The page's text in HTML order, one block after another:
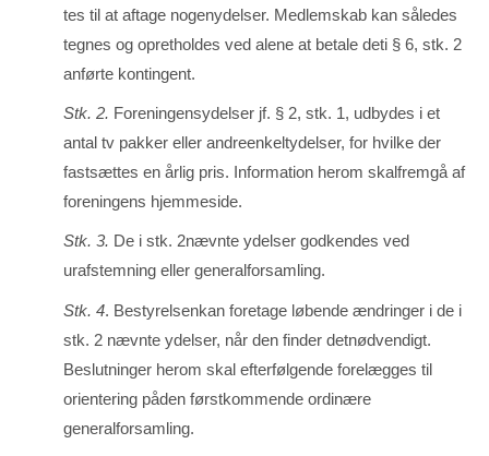
tes til at aftage nogenydelser. Medlemskab kan således
tegnes og op­retholdes ved alene at be­tale deti § 6, stk. 2
anførte kontingent.
Stk. 2. Foreningensydelser jf. § 2, stk. 1, udbydes i et
antal tv pakker eller an­dreenkeltydelser, for hvilke der
fastsættes en årlig pris. Information herom skalfremgå af
fore­nin­gens hjemmeside.
Stk. 3. De i stk. 2nævnte ydelser godkendes ved
urafstemning eller general­for­sam­ling.
Stk. 4. Bestyrelsenkan foretage løbende ændringer i de i
stk. 2 nævnte ydelser, når den finder detnødvendigt.
Beslutninger herom skal efterfølgende forelægges til
orientering påden førstkom­men­de ordinære
generalforsamling.